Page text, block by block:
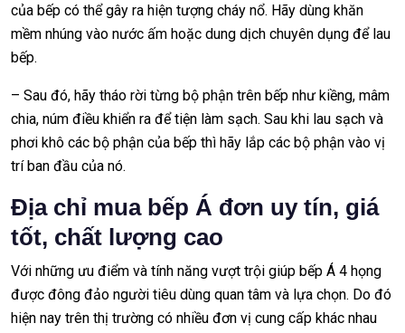
của bếp có thể gây ra hiện tượng cháy nổ. Hãy dùng khăn
mềm nhúng vào nước ấm hoặc dung dịch chuyên dụng để lau
bếp.
– Sau đó, hãy tháo rời từng bộ phận trên bếp như kiềng, mâm
chia, núm điều khiển ra để tiện làm sạch. Sau khi lau sạch và
phơi khô các bộ phận của bếp thì hãy lắp các bộ phận vào vị
trí ban đầu của nó.
Địa chỉ mua bếp Á đơn uy tín, giá
tốt, chất lượng cao
Với những ưu điểm và tính năng vượt trội giúp bếp Á 4 họng
được đông đảo người tiêu dùng quan tâm và lựa chọn. Do đó
hiện nay trên thị trường có nhiều đơn vị cung cấp khác nhau